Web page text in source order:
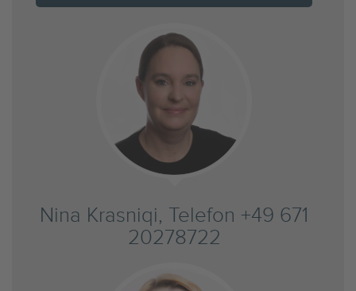
Nina Krasniqi, Telefon +49 671
20278722